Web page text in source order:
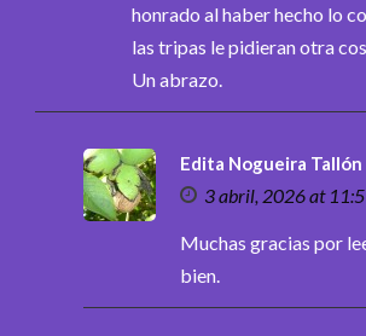
honrado al haber hecho lo
las tripas le pidieran otra
Un abrazo.
Edita Nogueira Tallón
3 abril, 2026 at
Muchas gracias por
bien.